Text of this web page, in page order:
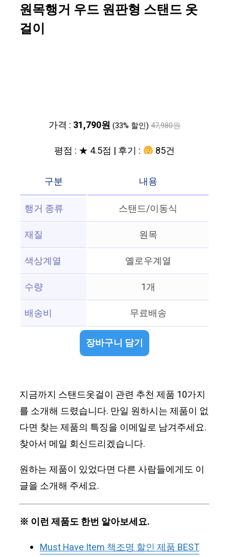
원목행거 우드 원판형 스탠드 옷
걸이
가격 : 31,790원 (33% 할인) 47,980원
평점 : ★ 4.5점 | 후기 : 85건
구분
내용
행거 종류
스탠드/이동식
재질
원목
색상계열
옐로우계열
수량
1개
배송비
무료배송
장바구니 담기
지금까지 스탠드옷걸이 관련 추천 제품 10가지
를 소개해 드렸습니다. 만일 원하시는 제품이 없
다면 찾는 제품의 특징을 이메일로 남겨주세요.
찾아서 메일 회신드리겠습니다.
원하는 제품이 있었다면 다른 사람들에게도 이
글을 소개해 주세요.
※ 이런 제품도 한번 알아보세요.
Must Have Item 책조명 할인 제품 BEST